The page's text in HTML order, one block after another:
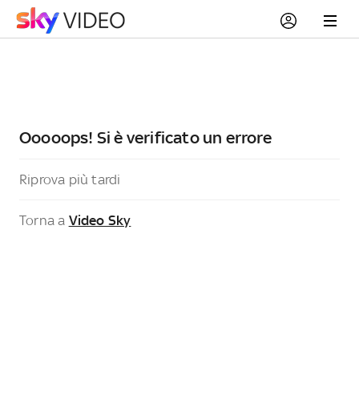
Ooooops! Si è verificato un errore
Riprova più tardi
Torna a Video Sky